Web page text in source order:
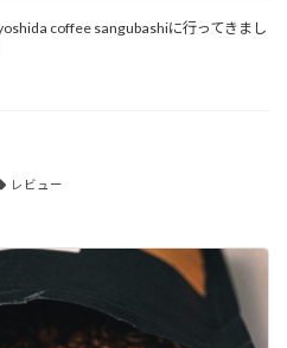
coffee sangubashiに行ってきまし
レビュー